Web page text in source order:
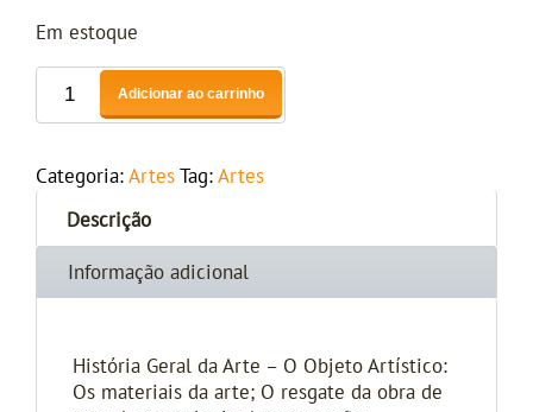
Em estoque
Adicionar ao carrinho
Categoria: Artes Tag: Artes
Descrição
Informação adicional
História Geral da Arte – O Objeto Artístico:
Os materiais da arte; O resgate da obra de